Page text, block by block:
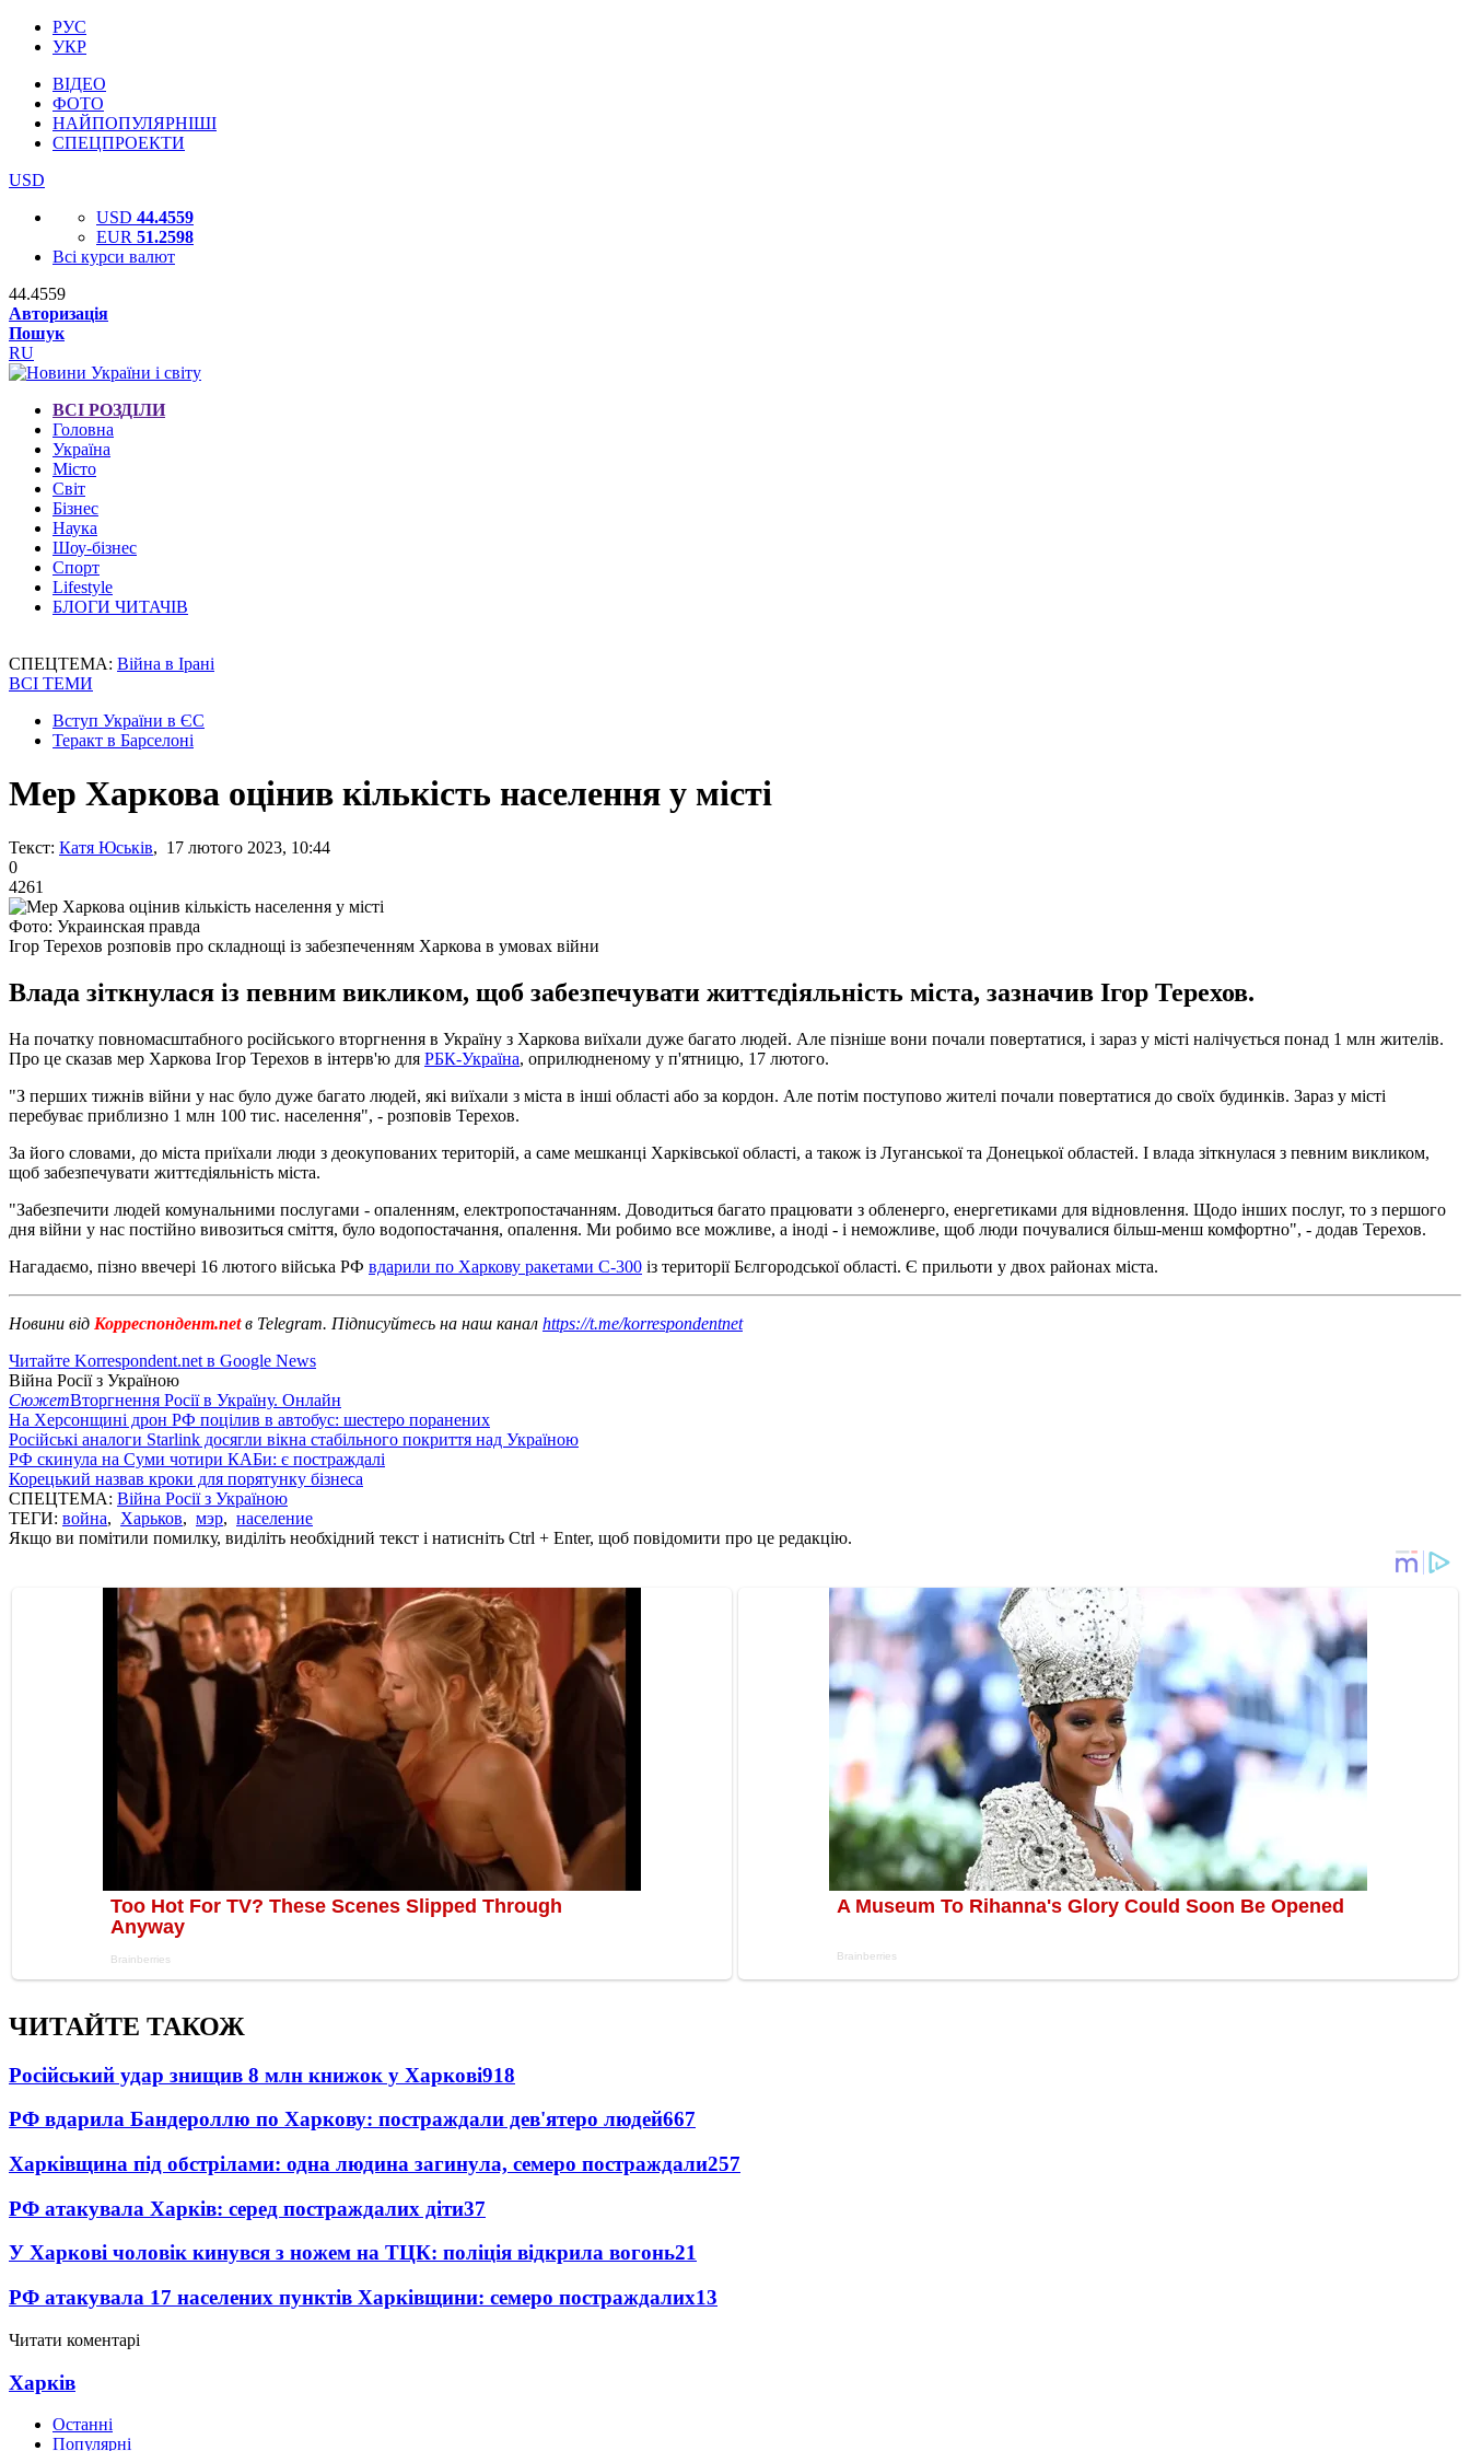
РУС
УКР
ВІДЕО
ФОТО
НАЙПОПУЛЯРНІШІ
СПЕЦПРОЕКТИ
USD
USD 44.4559
EUR 51.2598
Всі курси валют
44.4559
Авторизація
Пошук
RU
ВСІ РОЗДІЛИ
Головна
Україна
Місто
Світ
Бізнес
Наука
Шоу-бізнес
Спорт
Lifestyle
БЛОГИ ЧИТАЧІВ
СПЕЦТЕМА: Війна в Ірані
ВСІ ТЕМИ
Вступ України в ЄС
Теракт в Барселоні
Мер Харкова оцінив кількість населення у місті
Текст: Катя Юськів, 17 лютого 2023, 10:44
0
4261
Фото: Украинская правда
Ігор Терехов розповів про складнощі із забезпеченням Харкова в умовах війни
Влада зіткнулася із певним викликом, щоб забезпечувати життєдіяльність міста, зазначив Ігор Терехов.
На початку повномасштабного російського вторгнення в Україну з Харкова виїхали дуже багато людей. Але пізніше вони почали повертатися, і зараз у місті налічується понад 1 млн жителів.
Про це сказав мер Харкова Ігор Терехов в інтерв'ю для РБК-Україна, оприлюдненому у п'ятницю, 17 лютого.
"З перших тижнів війни у нас було дуже багато людей, які виїхали з міста в інші області або за кордон. Але потім поступово жителі почали повертатися до своїх будинків. Зараз у місті
перебуває приблизно 1 млн 100 тис. населення", - розповів Терехов.
За його словами, до міста приїхали люди з деокупованих територій, а саме мешканці Харківської області, а також із Луганської та Донецької областей. І влада зіткнулася з певним викликом,
щоб забезпечувати життєдіяльність міста.
"Забезпечити людей комунальними послугами - опаленням, електропостачанням. Доводиться багато працювати з обленерго, енергетиками для відновлення. Щодо інших послуг, то з першого
дня війни у нас постійно вивозиться сміття, було водопостачання, опалення. Ми робимо все можливе, а іноді - і неможливе, щоб люди почувалися більш-менш комфортно", - додав Терехов.
Нагадаємо, пізно ввечері 16 лютого війська РФ вдарили по Харкову ракетами С-300 із території Бєлгородської області. Є прильоти у двох районах міста.
Новини від Корреспондент.netв Telegram. Підписуйтесь на наш канал https://t.me/korrespondentnet
Читайте Korrespondent.net в Google News
Війна Росії з Україною
СюжетВторгнення Росії в Україну. Онлайн
На Херсонщині дрон РФ поцілив в автобус: шестеро поранених
Російські аналоги Starlink досягли вікна стабільного покриття над Україною
РФ скинула на Суми чотири КАБи: є постраждалі
Корецький назвав кроки для порятунку бізнеса
СПЕЦТЕМА: Війна Росії з Україною
ТЕГИ: война, Харьков, мэр, население
Якщо ви помітили помилку, виділіть необхідний текст і натисніть Ctrl + Enter, щоб повідомити про це редакцію.
ЧИТАЙТЕ ТАКОЖ
Російський удар знищив 8 млн книжок у Харкові918
РФ вдарила Бандероллю по Харкову: постраждали дев'ятеро людей667
Харківщина під обстрілами: одна людина загинула, семеро постраждали257
РФ атакувала Харків: серед постраждалих діти37
У Харкові чоловік кинувся з ножем на ТЦК: поліція відкрила вогонь21
РФ атакувала 17 населених пунктів Харківщини: семеро постраждалих13
Читати коментарі
Харків
Останні
Популярні